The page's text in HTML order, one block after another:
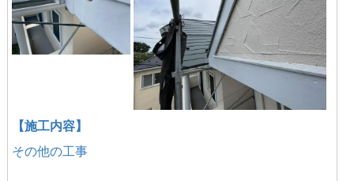
【施工内容】
その他の工事